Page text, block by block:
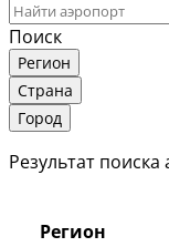
Поиск
Регион
Страна
Город
Результат
Регион